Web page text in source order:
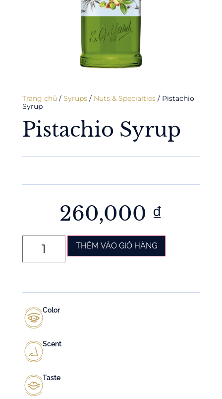
Trang chủ / Syrups / Nuts & Specialties / Pistachio
Syrup
Pistachio Syrup
260,000 ₫
THÊM VÀO GIỎ HÀNG
Color
Scent
Taste